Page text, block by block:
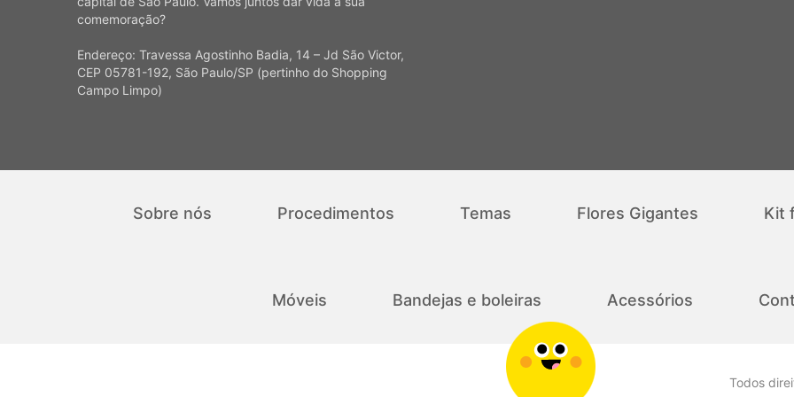
comemoração?
Endereço: Travessa Agostinho Badia, 14 – Jd São Victor,
CEP 05781-192, São Paulo/SP (pertinho do Shopping
Campo Limpo)
Sobre nós Procedimentos Temas Flores Gigantes Kit
Móveis Bandejas e boleiras Acessórios
Todos